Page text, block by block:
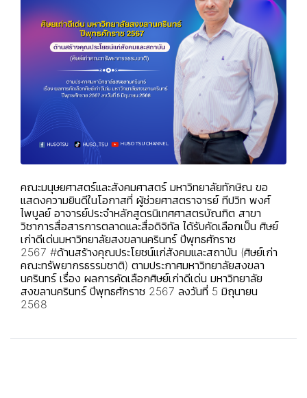
คณะมนุษยศาสตร์และสังคมศาสตร์ มหาวิทยาลัยทักษิณ ขอ
แสดงความยินดีในโอกาสที่ ผู้ช่วยศาสตราจารย์ ทีปวิท พงศ์
ไพบูลย์ อาจารย์ประจำหลักสูตรนิเทศศาสตรบัณฑิต สาขา
วิชาการสื่อสารการตลาดและสื่อดิจิทัล ได้รับคัดเลือกเป็น ศิษย์
เก่าดีเด่นมหาวิทยาลัยสงขลานครินทร์ปีพุทธศักราช
2567 #ด้านสร้างคุณประโยชน์แก่สังคมและสถาบัน (ศิษย์เก่า
คณะทรัพยากรธรรมชาติ) ตามประกาศมหาวิทยาลัยสงขลา
นครินทร์ เรื่อง ผลการคัดเลือกศิษย์เก่าดีเด่น มหาวิทยาลัย
สงขลานครินทร์ ปีพุทธศักราช 2567 ลงวันที่ 5 มิถุนายน
2568